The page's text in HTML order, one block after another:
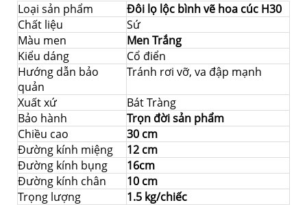
Loại sản phẩm
Đôi lọ lộc bình vẽ hoa cúc H30
Chất liệu
Sứ
Màu men
Men Trắng
Kiểu dáng
Cổ điển
Hướng dẫn bảo
quản
Tránh rơi vỡ, va đập mạnh
Xuất xứ
Bát Tràng
Bảo hành
Trọn đời sản phẩm
Chiều cao
30 cm
Đường kính miệng
12 cm
Đường kính bụng
16cm
Đường kính chân
10 cm
Trọng lượng
1.5 kg/chiếc